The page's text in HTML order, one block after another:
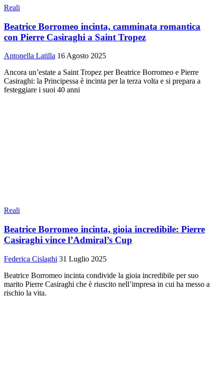
Reali
Beatrice Borromeo incinta, camminata romantica
con Pierre Casiraghi a Saint Tropez
Antonella Latilla 16 Agosto 2025
Ancora un’estate a Saint Tropez per Beatrice Borromeo e Pierre
Casiraghi: la Principessa è incinta per la terza volta e si prepara a
festeggiare i suoi 40 anni
Reali
Beatrice Borromeo incinta, gioia incredibile: Pierre
Casiraghi vince l’Admiral’s Cup
Federica Cislaghi 31 Luglio 2025
Beatrice Borromeo incinta condivide la gioia incredibile per suo
marito Pierre Casiraghi che è riuscito nell’impresa in cui ha messo a
rischio la vita.